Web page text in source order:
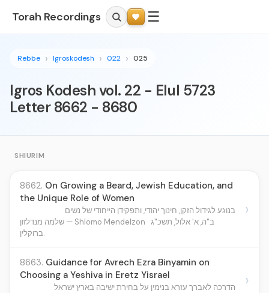
Torah Recordings ☰
Rebbe Igroskodesh 022 025
Igros Kodesh vol. 22 - Elul 5723
Letter 8662 - 8680
SHIURIM
8662. On Growing a Beard, Jewish Education, and
the Unique Role of Women
בנוגע לגידול הזקן, חינוך יהודי, ותפקידן הייחודי של נשים
שלמה מנדלזון — Shlomo Mendelzon ב"ה, א' אלול, תשכ"ג
ברוקלין.
›
8663. Guidance for Avrech Ezra Binyamin on
Choosing a Yeshiva in Eretz Yisrael
הדרכה לאברך עזרא בנימין על בחירת ישיבה בארץ ישראל
›